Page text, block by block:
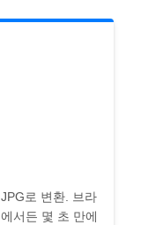
로 변환. 브라
서든 몇 초 만에